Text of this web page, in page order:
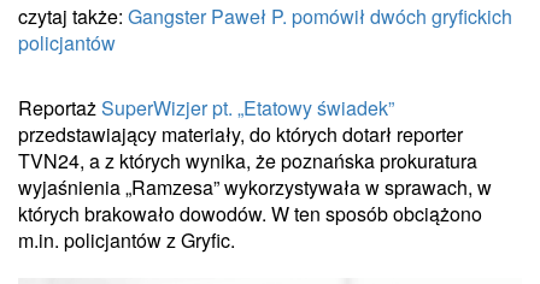
czytaj także: Gangster Paweł P. pomówił dwóch gryfickich
policjantów
Reportaż SuperWizjer pt. „Etatowy świadek”
przedstawiający materiały, do których dotarł reporter
TVN24, a z których wynika, że poznańska prokuratura
wyjaśnienia „Ramzesa” wykorzystywała w sprawach, w
których brakowało dowodów. W ten sposób obciążono
m.in. policjantów z Gryfic.